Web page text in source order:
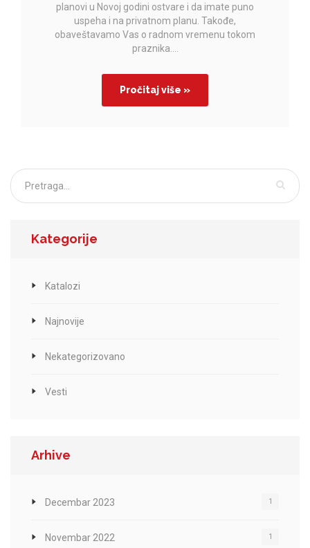
planovi u Novoj godini ostvare i da imate puno
uspeha i na privatnom planu. Takođe,
obaveštavamo Vas o radnom vremenu tokom
praznika....
Pročitaj više »
Kategorije
Katalozi
Najnovije
Nekategorizovano
Vesti
Arhive
Decembar 2023 1
Novembar 2022 1